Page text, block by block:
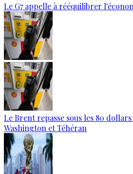
Le G7 appelle à rééquilibrer
Le Brent repasse sous les 80
Washington et Téhéran